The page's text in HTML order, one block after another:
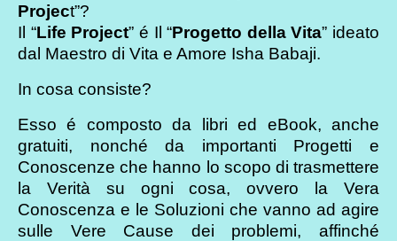
Project”?
Il “Life Project” é Il “Progetto della Vita” ideato
dal Maestro di Vita e Amore Isha Babaji.
In cosa consiste?
Esso é composto da libri ed eBook, anche
gratuiti, nonché da importanti Progetti e
Conoscenze che hanno lo scopo di trasmettere
la Verità su ogni cosa, ovvero la Vera
Conoscenza e le Soluzioni che vanno ad agire
sulle Vere Cause dei problemi, affinché